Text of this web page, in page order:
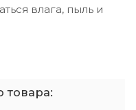
влага, пыль и
товара: